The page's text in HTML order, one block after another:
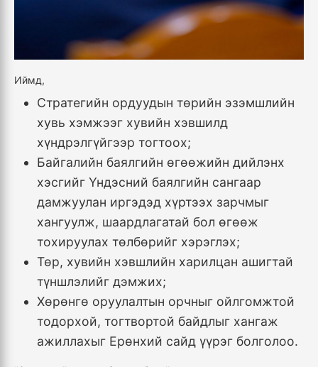
Иймд,
Стратегийн ордуудын төрийн эзэмшлийн
хувь хэмжээг хувийн хэвшилд
хүндрэлгүйгээр тогтоох;
Байгалийн баялгийн өгөөжийн дийлэнх
хэсгийг Үндэсний баялгийн сангаар
дамжуулан иргэдэд хүртээх зарчмыг
хангуулж, шаардлагатай бол өгөөж
тохируулах төлбөрийг хэрэглэх;
Төр, хувийн хэвшлийн харилцан ашигтай
түншлэлийг дэмжих;
Хөрөнгө оруулалтын орчныг ойлгомжтой
тодорхой, тогтвортой байдлыг хангаж
ажиллахыг Ерөнхий сайд үүрэг болголоо.